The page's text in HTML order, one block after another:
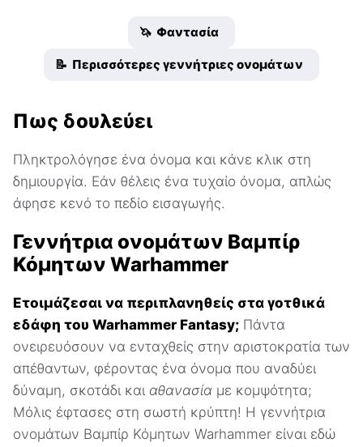
🦄 Φαντασία
📝 Περισσότερες γεννήτριες ονομάτων
Πως δουλεύει
Πληκτρολόγησε ένα όνομα και κάνε κλικ στη
δημιουργία. Εάν θέλεις ένα τυχαίο όνομα, απλώς
άφησε κενό το πεδίο εισαγωγής.
Γεννήτρια ονομάτων Βαμπίρ
Κόμητων Warhammer
Ετοιμάζεσαι να περιπλανηθείς στα γοτθικά
εδάφη του Warhammer Fantasy; Πάντα
ονειρευόσουν να ενταχθείς στην αριστοκρατία των
απέθαντων, φέροντας ένα όνομα που αναδύει
δύναμη, σκοτάδι και αθανασία με κομψότητα;
Μόλις έφτασες στη σωστή κρύπτη! Η γεννήτρια
ονομάτων Βαμπίρ Κόμητων Warhammer είναι εδώ